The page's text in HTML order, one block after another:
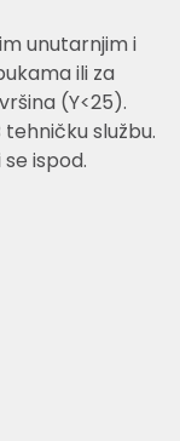
unutarnjim i
ili za
(Y<25).
službu.
ispod.